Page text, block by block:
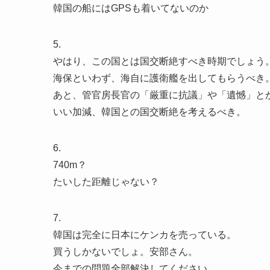
韓国の船にはGPSも着いてないのか
5.
やはり、この国とは国交断絶すべき時期でしょう。
海保といわず、海自に護衛艦を出してもらうべき。
あと、管官房長官の「厳重に抗議」や「遺憾」と
いい加減、韓国との国交断絶を考えるべき。
6.
740m？
たいした距離じゃない？
7.
韓国は完全に日本にケンカを売っている。
買うしかないでしょ。安部さん。